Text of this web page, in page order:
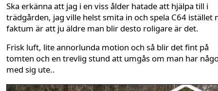
Ska erkänna att jag i en viss ålder hatade att hjälpa till i
trädgården, jag ville helst smita in och spela C64 istället
faktum är att ju äldre man blir desto roligare är det.
Frisk luft, lite annorlunda motion och så blir det fint på
tomten och en trevlig stund att umgås om man har
med sig ute..